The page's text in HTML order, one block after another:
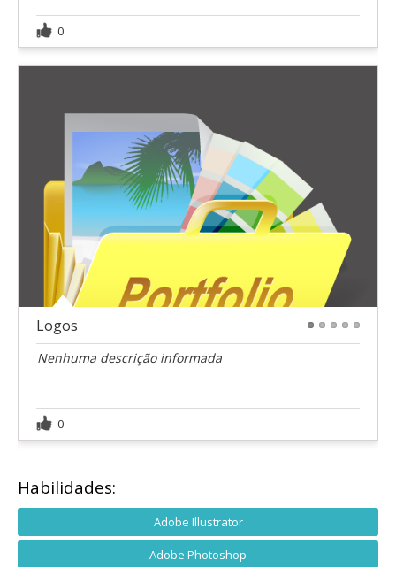
0
Logos
Nenhuma descrição informada
0
Habilidades:
Adobe Illustrator
Adobe Photoshop